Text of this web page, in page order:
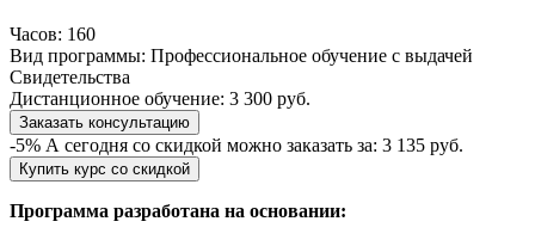
Часов: 160
Вид программы: Профессиональное обучение с выдачей
Свидетельства
Дистанционное обучение: 3 300 руб.
Заказать консультацию
-5% А сегодня со скидкой можно заказать за: 3 135 руб.
Купить курс со скидкой
Программа разработана на основании: